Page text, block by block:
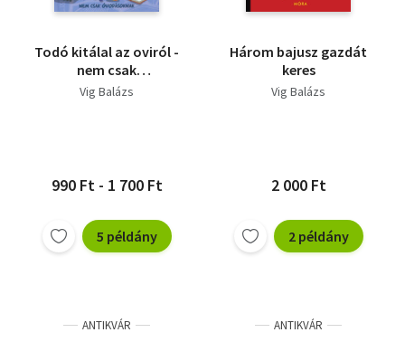
Todó kitálal az oviról -
nem csak
óvodásoknak
Vig Balázs
990 Ft - 1 700 Ft
5 példány
Három bajusz gazdát
keres
Vig Balázs
2 000 Ft
2 példány
ANTIKVÁR ANTIKVÁR